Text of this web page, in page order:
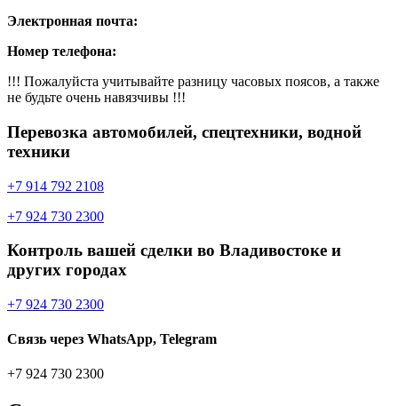
Электронная почта:
Номер телефона:
!!! Пожалуйста учитывайте разницу часовых поясов, а также
не будьте очень навязчивы !!!
Перевозка автомобилей, спецтехники, водной
техники
+7 914 792 2108
+7 924 730 2300
Контроль вашей сделки во Владивостоке и
других городах
+7 924 730 2300
Связь через WhatsApp, Telegram
+7 924 730 2300